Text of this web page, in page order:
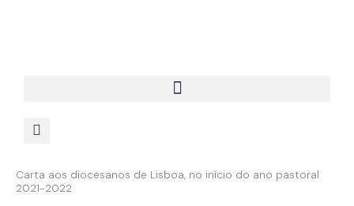
Carta aos diocesanos de Lisboa, no início do ano pastoral
2021-2022